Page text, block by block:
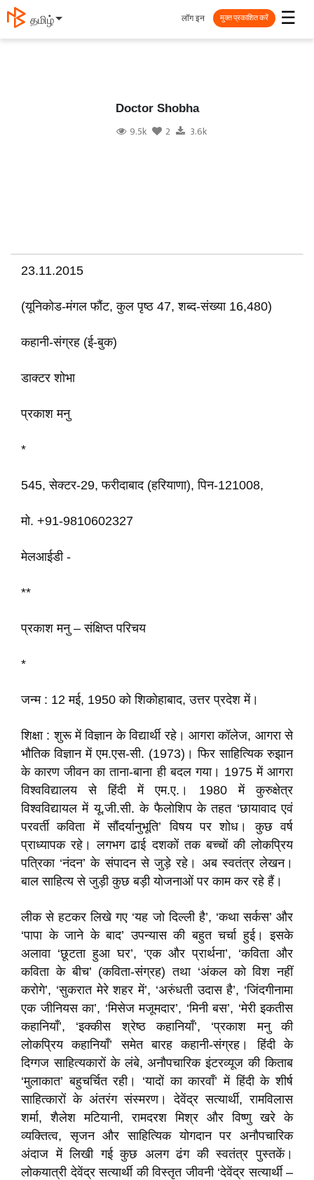
தமிழ் ☰
लॉग इन मुक्त प्रकाशित करें
Doctor Shobha
9.5k 2 3.6k
23.11.2015
(यूनिकोड-मंगल फौंट, कुल पृष्ठ 47, शब्द-संख्या 16,480)
कहानी-संग्रह (ई-बुक)
डाक्टर शोभा
प्रकाश मनु
*
545, सेक्टर-29, फरीदाबाद (हरियाणा), पिन-121008,
मो. +91-9810602327
मेलआईडी -
**
प्रकाश मनु – संक्षिप्त परिचय
*
जन्म : 12 मई, 1950 को शिकोहाबाद, उत्तर प्रदेश में।
शिक्षा : शुरू में विज्ञान के विद्यार्थी रहे। आगरा कॉलेज, आगरा से
भौतिक विज्ञान में एम.एस-सी. (1973)। फिर साहित्यिक रुझान
के कारण जीवन का ताना-बाना ही बदल गया। 1975 में आगरा
विश्वविद्यालय से हिंदी में एम.ए.। 1980 में कुरुक्षेत्र
विश्वविद्यायल में यू.जी.सी. के फैलोशिप के तहत ‘छायावाद एवं
परवर्ती कविता में सौंदर्यानुभूति’ विषय पर शोध। कुछ वर्ष
प्राध्यापक रहे। लगभग ढाई दशकों तक बच्चों की लोकप्रिय
पत्रिका ‘नंदन’ के संपादन से जुड़े रहे। अब स्वतंत्र लेखन।
बाल साहित्य से जुड़ी कुछ बड़ी योजनाओं पर काम कर रहे हैं।
लीक से हटकर लिखे गए ‘यह जो दिल्ली है’, ‘कथा सर्कस’ और
‘पापा के जाने के बाद’ उपन्यास की बहुत चर्चा हुई। इसके
अलावा ‘छूटता हुआ घर’, ‘एक और प्रार्थना’, ‘कविता और
कविता के बीच’ (कविता-संग्रह) तथा ‘अंकल को विश नहीं
करोगे’, ‘सुकरात मेरे शहर में’, ‘अरुंधती उदास है’, ‘जिंदगीनामा
एक जीनियस का’, ‘मिसेज मजूमदार’, ‘मिनी बस’, ‘मेरी इकतीस
कहानियाँ’, ‘इक्कीस श्रेष्ठ कहानियाँ’, ‘प्रकाश मनु की
लोकप्रिय कहानियाँ’ समेत बारह कहानी-संग्रह। हिंदी के
दिग्गज साहित्यकारों के लंबे, अनौपचारिक इंटरव्यूज की किताब
‘मुलाकात’ बहुचर्चित रही। ‘यादों का कारवाँ’ में हिंदी के शीर्ष
साहित्कारों के अंतरंग संस्मरण। देवेंद्र सत्यार्थी, रामविलास
शर्मा, शैलेश मटियानी, रामदरश मिश्र और विष्णु खरे के
व्यक्तित्व, सृजन और साहित्यिक योगदान पर अनौपचारिक
अंदाज में लिखी गई कुछ अलग ढंग की स्वतंत्र पुस्तकें।
लोकयात्री देवेंद्र सत्यार्थी की विस्तृत जीवनी ‘देवेंद्र सत्यार्थी –